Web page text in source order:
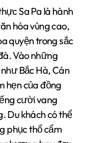
Sa Pa là hành
hóa vùng cao,
quyện trong sắc
Vào những
Bắc Hà, Cán
hẹn của đồng
cười vang
Du khách có thể
phục thổ cẩm